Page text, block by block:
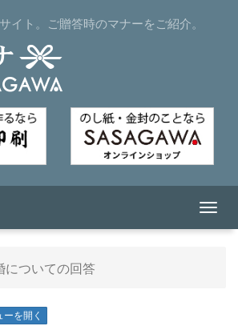
イト。ご贈答時のマナーをご紹介。
についての回答
を開く